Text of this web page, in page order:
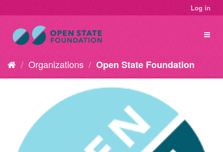
Log in
Organizations Open State Foundation